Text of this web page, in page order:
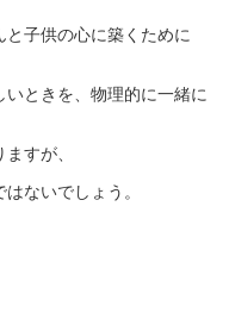
子供の心に築くために
いときを、物理的に一緒に
すが、
ないでしょう。